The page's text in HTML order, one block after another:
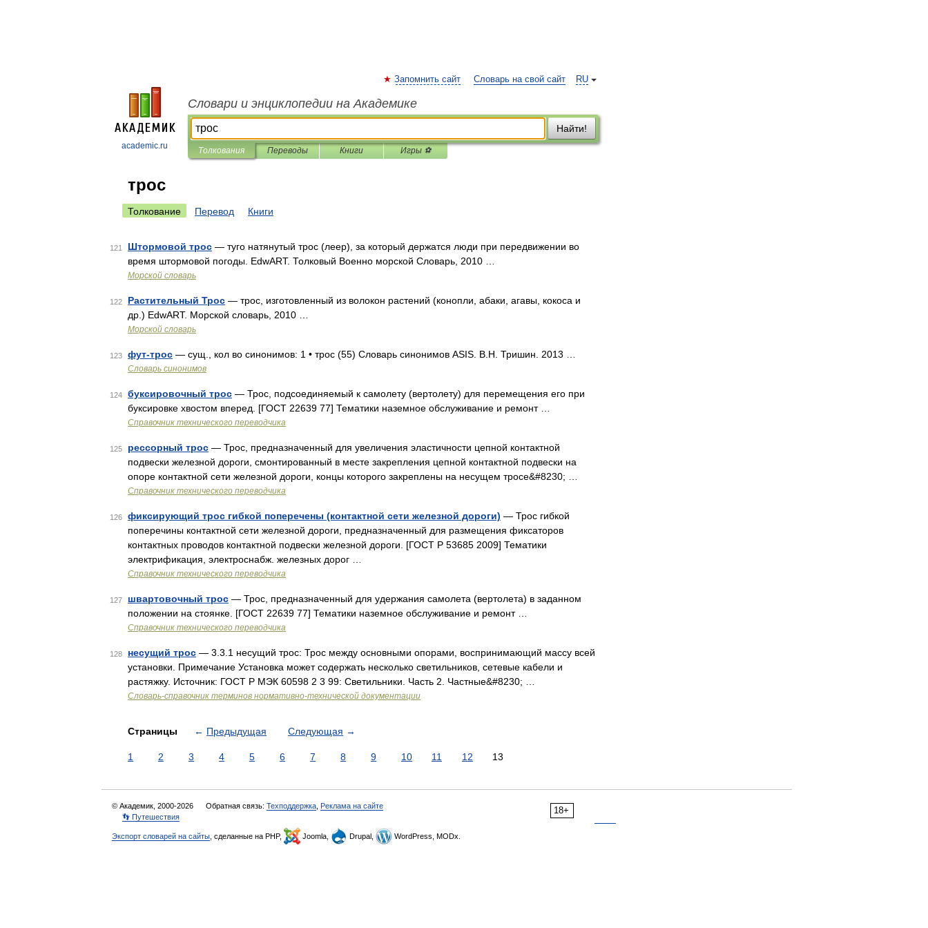
academic.ru
RU
Запомнить сайт Словарь на свой сайт
Словари и энциклопедии на Академике
Найти!
Толкования Переводы Книги Игры ⚽
трос
Толкование Перевод Книги
121 Штормовой трос — туго натянутый трос (леер), за который держатся люди при передвижении во
время штормовой погоды. EdwART. Толковый Военно морской Словарь, 2010 …
Морской словарь
122 Растительный Трос — трос, изготовленный из волокон растений (конопли, абаки, агавы, кокоса и
др.) EdwART. Морской словарь, 2010 …
Морской словарь
123 фут-трос — сущ., кол во синонимов: 1 • трос (55) Словарь синонимов ASIS. В.Н. Тришин. 2013 …
Словарь синонимов
124 буксировочный трос — Трос, подсоединяемый к самолету (вертолету) для перемещения его при
буксировке хвостом вперед. [ГОСТ 22639 77] Тематики наземное обслуживание и ремонт …
Справочник технического переводчика
125 рессорный трос — Трос, предназначенный для увеличения эластичности цепной контактной
подвески железной дороги, смонтированный в месте закрепления цепной контактной подвески на
опоре контактной сети железной дороги, концы которого закреплены на несущем тросе&#8230; …
Справочник технического переводчика
126 фиксирующий трос гибкой поперечены (контактной сети железной дороги) — Трос гибкой
поперечины контактной сети железной дороги, предназначенный для размещения фиксаторов
контактных проводов контактной подвески железной дороги. [ГОСТ Р 53685 2009] Тематики
электрификация, электроснабж. железных дорог …
Справочник технического переводчика
127 швартовочный трос — Трос, предназначенный для удержания самолета (вертолета) в заданном
положении на стоянке. [ГОСТ 22639 77] Тематики наземное обслуживание и ремонт …
Справочник технического переводчика
128 несущий трос — 3.3.1 несущий трос: Трос между основными опорами, воспринимающий массу всей
установки. Примечание Установка может содержать несколько светильников, сетевые кабели и
растяжку. Источник: ГОСТ Р МЭК 60598 2 3 99: Светильники. Часть 2. Частные&#8230; …
Словарь-справочник терминов нормативно-технической документации
Страницы ← Предыдущая Следующая →
1 2 3 4 5 6 7 8 9 10 11 12 13
18+
© Академик, 2000-2026 Обратная связь: Техподдержка Реклама на сайте
👣 Путешествия
Экспорт словарей на сайты , сделанные на PHP, Joomla, Drupal, WordPress, MODx.